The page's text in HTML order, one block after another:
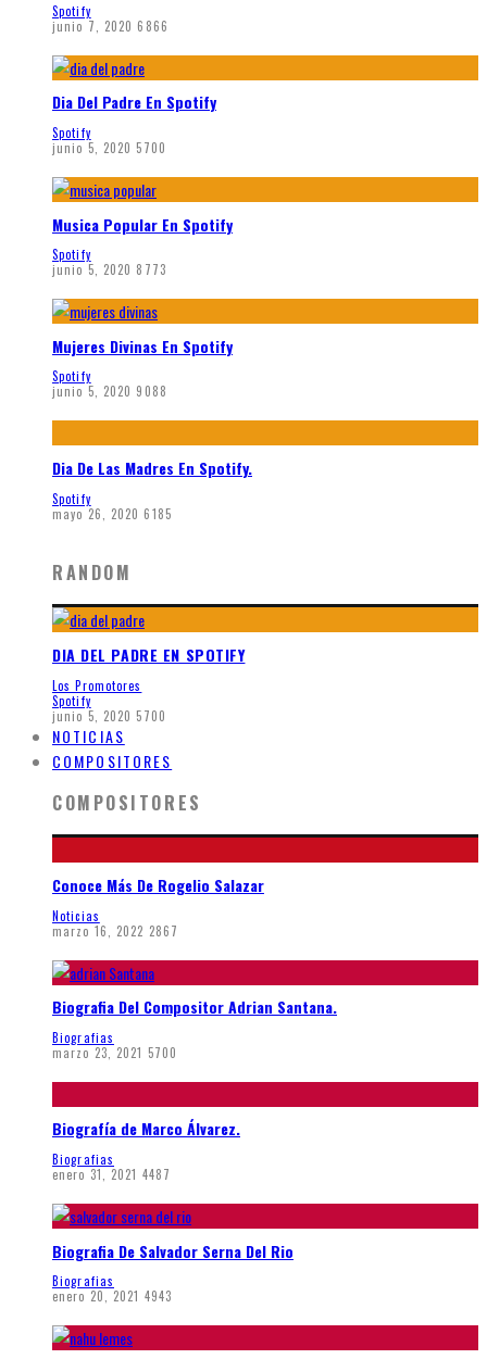
Spotify
junio 7, 2020 6866
Dia Del Padre En Spotify
Spotify
junio 5, 2020 5700
Musica Popular En Spotify
Spotify
junio 5, 2020 8773
Mujeres Divinas En Spotify
Spotify
junio 5, 2020 9088
Dia De Las Madres En Spotify.
Spotify
mayo 26, 2020 6185
RANDOM
DIA DEL PADRE EN SPOTIFY
Los Promotores
Spotify
junio 5, 2020 5700
NOTICIAS
COMPOSITORES
COMPOSITORES
Conoce Más De Rogelio Salazar
Noticias
marzo 16, 2022 2867
Biografia Del Compositor Adrian Santana.
Biografias
marzo 23, 2021 5700
Biografía de Marco Álvarez.
Biografias
enero 31, 2021 4487
Biografia De Salvador Serna Del Rio
Biografias
enero 20, 2021 4943